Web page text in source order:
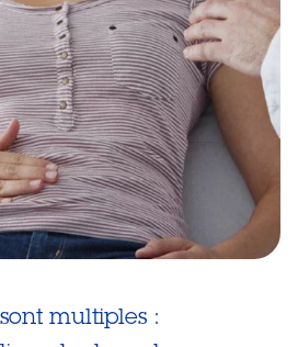
multiples :